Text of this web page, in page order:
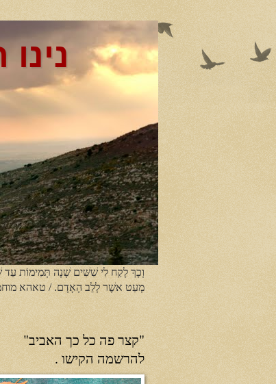
וְכָךְ לָקַח לִי שִׁשִּׁים שָׁנָה תְּמִימוֹת
מְעַט אשֶׁר לְלֵב הָאָדָם. / טאהא מוחמד
"קצר פה כל כך האביב"
להרשמה הקישו .